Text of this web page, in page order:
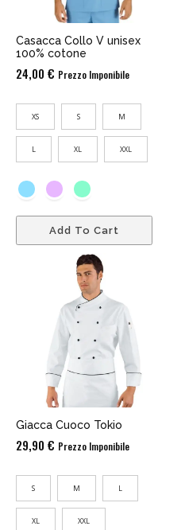
Casacca Collo V unisex
100% cotone
24,00 € Prezzo Imponibile
XS S M
L XL XXL
Add To Cart
Giacca Cuoco Tokio
29,90 € Prezzo Imponibile
S M L
XL XXL